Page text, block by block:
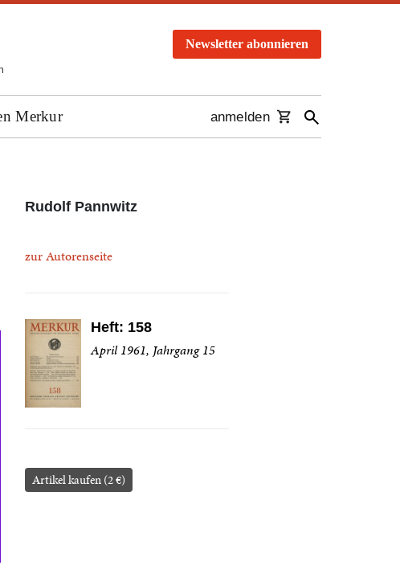
Newsletter abonnieren
Merkur anmelden
Rudolf Pannwitz
zur Autorenseite
Heft: 158
April 1961, Jahrgang 15
Artikel kaufen (2 €)